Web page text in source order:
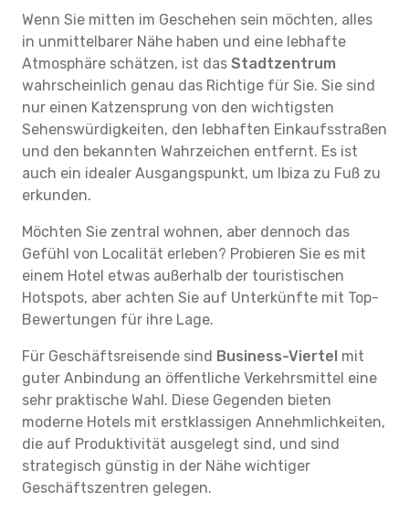
Wenn Sie mitten im Geschehen sein möchten, alles
in unmittelbarer Nähe haben und eine lebhafte
Atmosphäre schätzen, ist das Stadtzentrum
wahrscheinlich genau das Richtige für Sie. Sie sind
nur einen Katzensprung von den wichtigsten
Sehenswürdigkeiten, den lebhaften Einkaufsstraßen
und den bekannten Wahrzeichen entfernt. Es ist
auch ein idealer Ausgangspunkt, um Ibiza zu Fuß zu
erkunden.
Möchten Sie zentral wohnen, aber dennoch das
Gefühl von Localität erleben? Probieren Sie es mit
einem Hotel etwas außerhalb der touristischen
Hotspots, aber achten Sie auf Unterkünfte mit Top-
Bewertungen für ihre Lage.
Für Geschäftsreisende sind Business-Viertel mit
guter Anbindung an öffentliche Verkehrsmittel eine
sehr praktische Wahl. Diese Gegenden bieten
moderne Hotels mit erstklassigen Annehmlichkeiten,
die auf Produktivität ausgelegt sind, und sind
strategisch günstig in der Nähe wichtiger
Geschäftszentren gelegen.